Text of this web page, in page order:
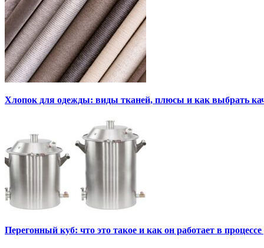
Хлопок для одежды: виды тканей, плюсы и как выбрать
Перегонный куб: что это такое и как он работает в